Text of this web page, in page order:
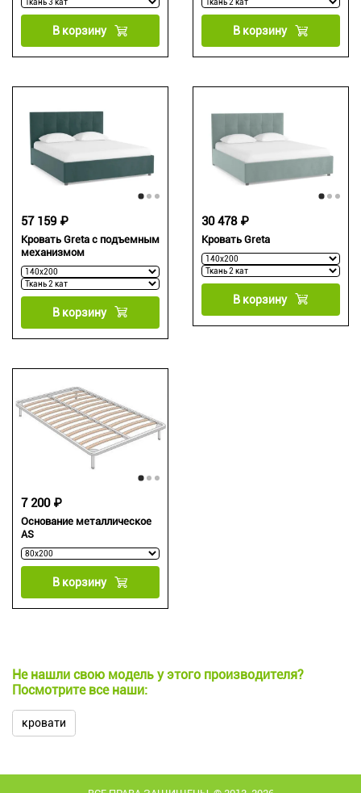
В корзину В корзину
Кровать Greta с подъемным
механизмом
57 159 ₽
В корзину
Кровать Greta
30 478 ₽
В корзину
Основание металлическое
AS
7 200 ₽
В корзину
Не нашли свою модель у этого производителя?
Посмотрите все наши:
кровати